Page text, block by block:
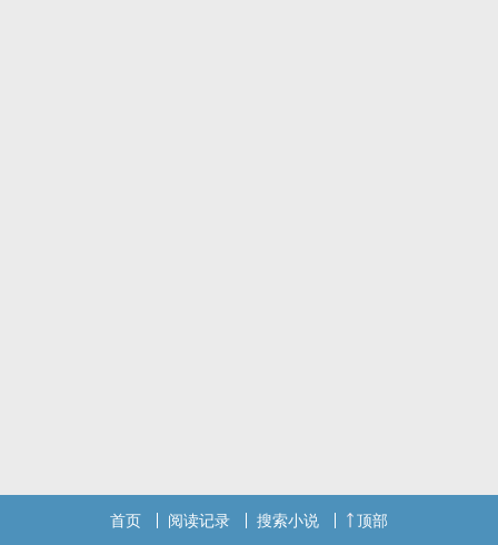
首页 阅读记录 搜索小说 顶部